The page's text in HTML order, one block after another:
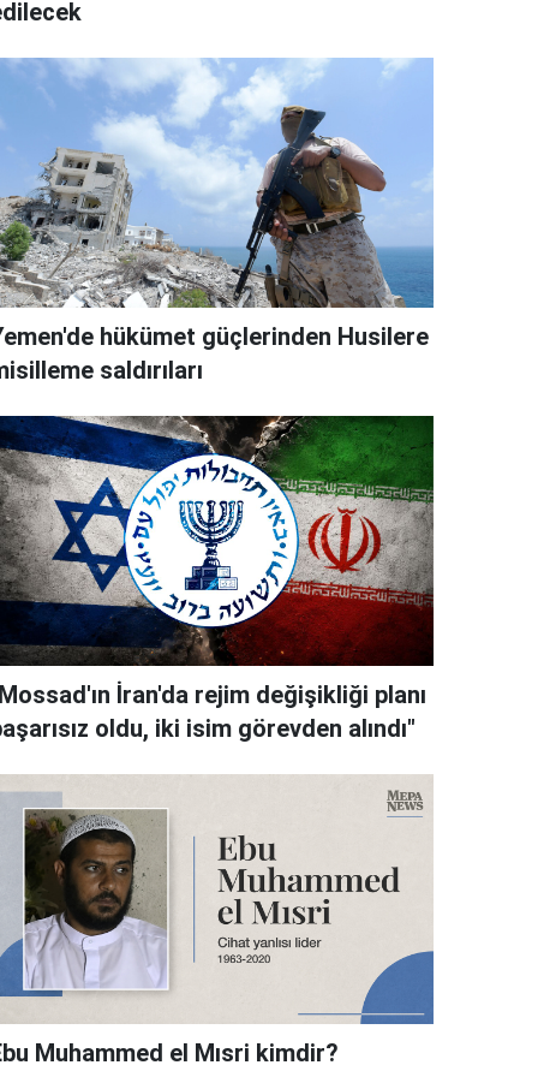
hükümet güçlerinden Husilere
saldırıları
İran'da rejim değişikliği planı
oldu, iki isim görevden alındı"
Muhammed el Mısri kimdir?